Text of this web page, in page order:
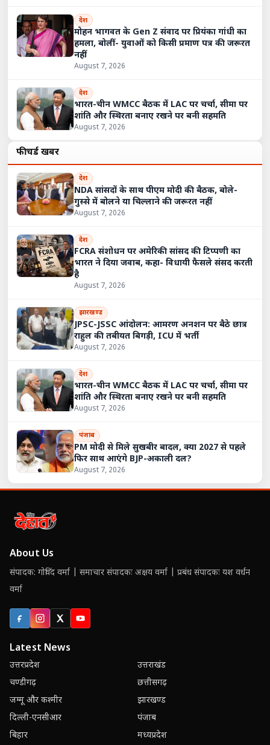
देश
मोहन भागवत के Gen Z संवाद पर प्रियंका गांधी का
हमला, बोलीं- युवाओं को किसी प्रमाण पत्र की जरूरत
नहीं
August 7, 2026
देश
भारत-चीन WMCC बैठक में LAC पर चर्चा, सीमा पर
शांति और स्थिरता बनाए रखने पर बनी सहमति
August 7, 2026
फीचर्ड खबरें
देश
NDA सांसदों के साथ पीएम मोदी की बैठक, बोले-
गुस्से में बोलने या चिल्लाने की जरूरत नहीं
August 7, 2026
देश
FCRA संशोधन पर अमेरिकी सांसद की टिप्पणी का
भारत ने दिया जवाब, कहा- विधायी फैसले संसद करती
है
August 7, 2026
झारखण्ड
JPSC-JSSC आंदोलन: आमरण अनशन पर बैठे छात्र
राहुल की तबीयत बिगड़ी, ICU में भर्ती
August 7, 2026
देश
भारत-चीन WMCC बैठक में LAC पर चर्चा, सीमा पर
शांति और स्थिरता बनाए रखने पर बनी सहमति
August 7, 2026
पंजाब
PM मोदी से मिले सुखबीर बादल, क्या 2027 से पहले
फिर साथ आएंगे BJP-अकाली दल?
August 7, 2026
About Us
संपादक: गोविंद वर्मा | समाचार संपादकः अक्षय वर्मा | प्रबंध संपादकः यश वर्धन
वर्मा
FacebookInstagram
X (Twitter)
YouTube
Latest News
उत्तरप्रदेश
उत्तराखंड
चण्डीगढ़
छत्तीसगढ़
जम्मू और कश्मीर
झारखण्ड
दिल्ली-एनसीआर
पंजाब
बिहार
मध्यप्रदेश